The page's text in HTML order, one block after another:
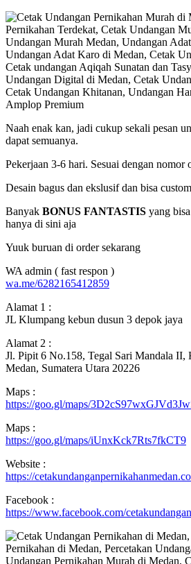
Naah enak kan, jadi cukup sekali pesan
dapat semuanya.
Pekerjaan 3-6 hari. Sesuai dengan nomor
Desain bagus dan ekslusif dan bisa
Banyak BONUS FANTASTIS yang
hanya di sini aja
Yuuk buruan di order sekarang
WA admin ( fast respon )
wa.me/6282165412859
Alamat 1 :
JL Klumpang kebun dusun 3 depok jaya
Alamat 2 :
Jl. Pipit 6 No.158, Tegal Sari Mandala II,
Medan, Sumatera Utara 20226
Maps :
https://goo.gl/maps/
Maps :
https://goo.gl/maps/iUnxKck7Rts7fkCT9
Website :
https://
Facebook :
https://www.facebook.com/